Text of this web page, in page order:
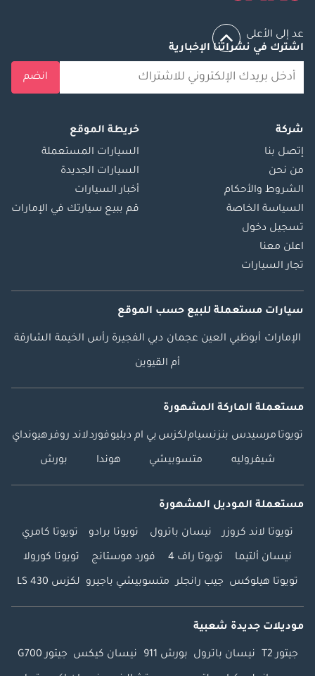
عد إلى الأعلى
اشترك في نشراتنا الإخبارية
انضم
شركة
إتصل بنا
من نحن
الشروط والأحكام
السياسة الخاصة
تسجيل دخول
اعلن معنا
تجار السيارات
خريطة الموقع
السيارات المستعملة
السيارات الجديدة
أخبار السيارات
قم ببيع سيارتك في الإمارات
سيارات مستعملة للبيع حسب الموقع
الإمارات أبوظبي العين عجمان دبي الفجيرة رأس الخيمة الشارقة
أم القيوين
مستعملة الماركة المشهورة
تويوتا مرسيدس بنزنسياملكزس بي ام دبليوفوردلاند روفرهيونداي
شيفروليه متسوبيشي هوندا بورش
مستعملة الموديل المشهورة
تويوتا لاند كروزر نيسان باترول تويوتا برادو تويوتا كامري
نيسان ألتيما تويوتا راف 4 فورد موستانج تويوتا كورولا
تويوتا هيلوكس جيب رانجلر متسوبيشي باجيرو لكزس LS 430
موديلات جديدة شعبية
جيتور T2 نيسان باترول بورش 911 نيسان كيكس جيتور G700